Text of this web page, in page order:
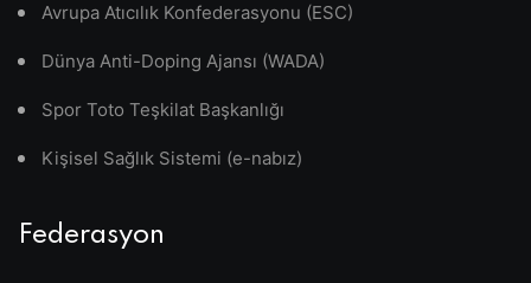
Avrupa Atıcılık Konfederasyonu (ESC)
Dünya Anti-Doping Ajansı (WADA)
Spor Toto Teşkilat Başkanlığı
Kişisel Sağlık Sistemi (e-nabız)
Federasyon